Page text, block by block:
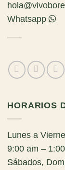
Whatsapp
HORARIOS
Lunes a
9:00 am –
Sábados,